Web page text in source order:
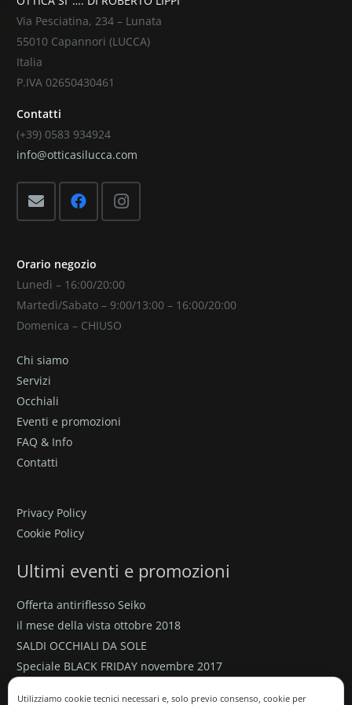
Utilizziamo cookie tecnici necessari e, solo previo consenso, cookie per
Via Pesciatina, 234 – Lunata
55010 Capannori (LUCCA)
Italia
P.IVA 02650430461
Contatti
(+39) 0583 934924
info@otticasilucca.com
Orario negozio
Lunedì – 16:00/20:00
Martedì/Sabato – 9:00/13:00 – 16:00/20:00
Domenica – CHIUSO
Chi siamo
Servizi
Occhiali
Eventi e promozioni
FAQ & Info
Contatti
Privacy Policy
Cookie Policy
Ultimi eventi e promozioni
Offerta antiriflesso Seiko
il mese della vista ottobre 2018
SALDI OCCHIALI DA SOLE
Speciale BLACK FRIDAY novembre 2017